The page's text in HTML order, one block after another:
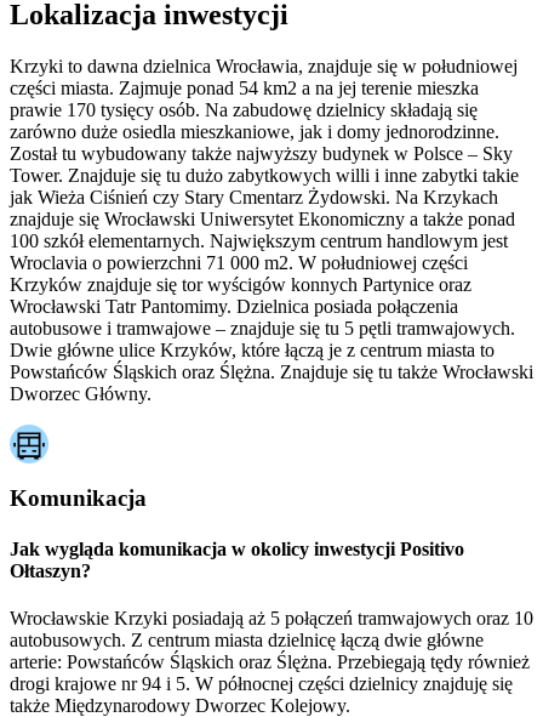
Lokalizacja inwestycji
Krzyki to dawna dzielnica Wrocławia, znajduje się w południowej
części miasta. Zajmuje ponad 54 km2 a na jej terenie mieszka
prawie 170 tysięcy osób. Na zabudowę dzielnicy składają się
zarówno duże osiedla mieszkaniowe, jak i domy jednorodzinne.
Został tu wybudowany także najwyższy budynek w Polsce – Sky
Tower. Znajduje się tu dużo zabytkowych willi i inne zabytki takie
jak Wieża Ciśnień czy Stary Cmentarz Żydowski. Na Krzykach
znajduje się Wrocławski Uniwersytet Ekonomiczny a także ponad
100 szkół elementarnych. Największym centrum handlowym jest
Wroclavia o powierzchni 71 000 m2. W południowej części
Krzyków znajduje się tor wyścigów konnych Partynice oraz
Wrocławski Tatr Pantomimy. Dzielnica posiada połączenia
autobusowe i tramwajowe – znajduje się tu 5 pętli tramwajowych.
Dwie główne ulice Krzyków, które łączą je z centrum miasta to
Powstańców Śląskich oraz Ślężna. Znajduje się tu także Wrocławski
Dworzec Główny.
Komunikacja
Jak wygląda komunikacja w okolicy inwestycji Positivo
Ołtaszyn?
Wrocławskie Krzyki posiadają aż 5 połączeń tramwajowych oraz 10
autobusowych. Z centrum miasta dzielnicę łączą dwie główne
arterie: Powstańców Śląskich oraz Ślężna. Przebiegają tędy również
drogi krajowe nr 94 i 5. W północnej części dzielnicy znajduję się
także Międzynarodowy Dworzec Kolejowy.